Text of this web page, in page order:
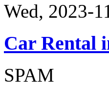
Wed, 2023-
Car Rental
SPAM